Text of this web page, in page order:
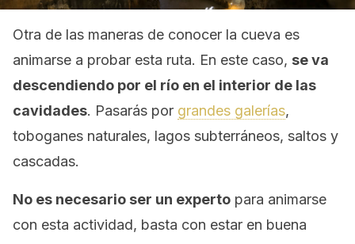
Otra de las maneras de conocer la cueva es
animarse a probar esta ruta. En este caso, se va
descendiendo por el río en el interior de las
cavidades. Pasarás por grandes galerías,
toboganes naturales, lagos subterráneos, saltos y
cascadas.
No es necesario ser un experto para animarse
con esta actividad, basta con estar en buena